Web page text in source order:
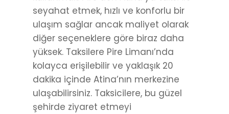
seyahat etmek, hızlı ve konforlu bir
ulaşım sağlar ancak maliyet olarak
diğer seçeneklere göre biraz daha
yüksek. Taksilere Pire Limanı’nda
kolayca erişilebilir ve yaklaşık 20
dakika içinde Atina’nın merkezine
ulaşabilirsiniz. Taksicilere, bu güzel
şehirde ziyaret etmeyi